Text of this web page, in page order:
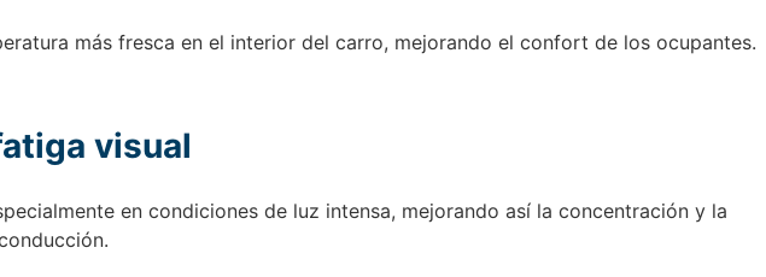
más fresca en el interior del carro, mejorando el confort de los ocupantes.
visual
en condiciones de luz intensa, mejorando así la concentración y la